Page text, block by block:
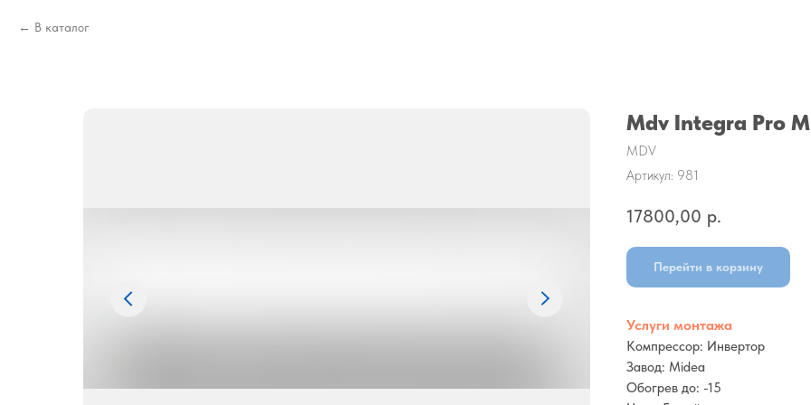
В каталог
Mdv Integra Pro
MDV
Артикул: 981
17800,00 р.
Перейти в корзину
Услуги монтажа
Компрессор: Инвертор
Завод: Midea
Обогрев до: -15